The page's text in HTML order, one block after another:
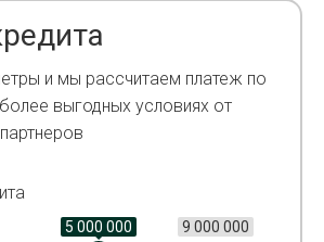
и мы рассчитаем платеж по
выгодных условиях от
9 000 000
5 000 000